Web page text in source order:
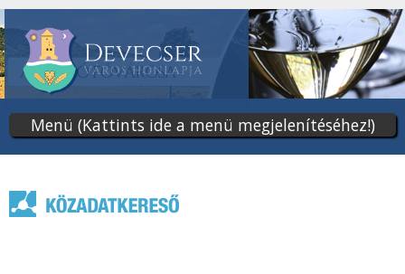
tartalomra
Menü (Kattints ide a menü megjelenítéséhez!)